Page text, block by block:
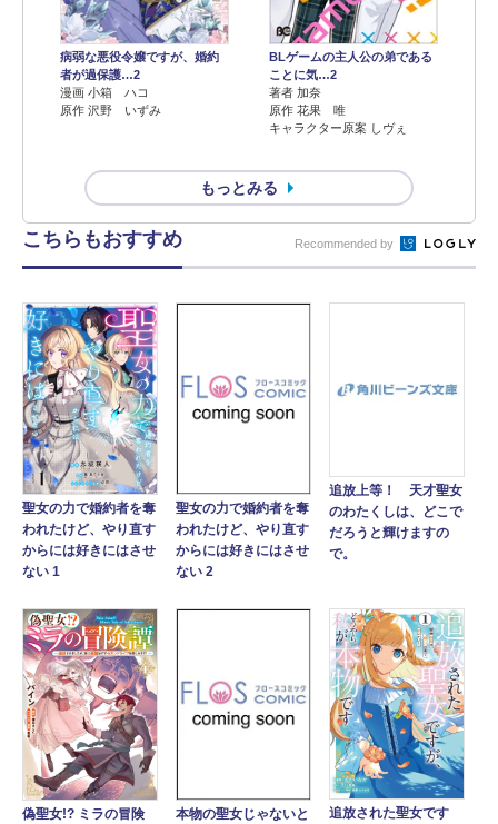
病弱な悪役令嬢ですが、婚約
者が過保護…2
漫画 小箱 ハコ
原作 沢野 いずみ
BLゲームの主人公の弟である
ことに気…2
著者 加奈
原作 花果 唯
キャラクター原案 しヴぇ
もっとみる
こちらもおすすめ Recommended by
聖女の力で婚約者を奪
われたけど、やり直す
からには好きにはさせ
ない 1
聖女の力で婚約者を奪
われたけど、やり直す
からには好きにはさせ
ない 2
追放上等！ 天才聖女
のわたくしは、どこで
だろうと輝けますの
で。
偽聖女!? ミラの冒険
本物の聖女じゃないと
追放された聖女です